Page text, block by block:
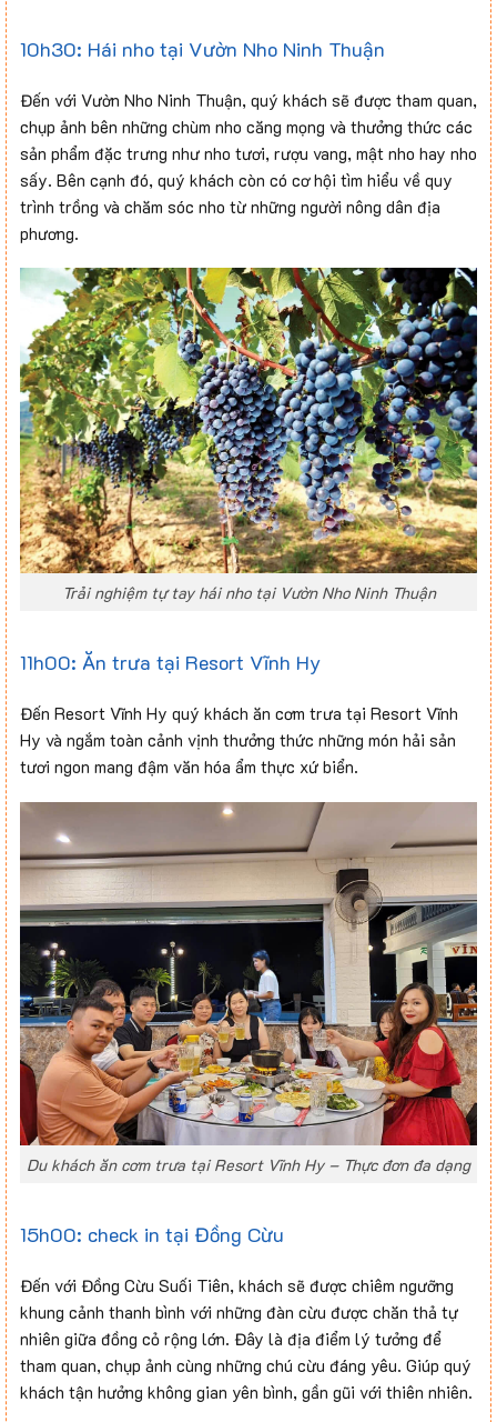
10h30: Hái nho tại Vườn Nho Ninh Thuận
Đến với Vườn Nho Ninh Thuận, quý khách sẽ được tham quan,
chụp ảnh bên những chùm nho căng mọng và thưởng thức các
sản phẩm đặc trưng như nho tươi, rượu vang, mật nho hay nho
sấy. Bên cạnh đó, quý khách còn có cơ hội tìm hiểu về quy
trình trồng và chăm sóc nho từ những người nông dân địa
phương.
Trải nghiệm tự tay hái nho tại Vườn Nho Ninh Thuận
11h00: Ăn trưa tại Resort Vĩnh Hy
Đến Resort Vĩnh Hy quý khách ăn cơm trưa tại Resort Vĩnh
Hy và ngắm toàn cảnh vịnh thưởng thức những món hải sản
tươi ngon mang đậm văn hóa ẩm thực xứ biển.
Du khách ăn cơm trưa tại Resort Vĩnh Hy – Thực đơn đa dạng
15h00: check in tại Đồng Cừu
Đến với Đồng Cừu Suối Tiên, khách sẽ được chiêm ngưỡng
khung cảnh thanh bình với những đàn cừu được chăn thả tự
nhiên giữa đồng cỏ rộng lớn. Đây là địa điểm lý tưởng để
tham quan, chụp ảnh cùng những chú cừu đáng yêu. Giúp quý
khách tận hưởng không gian yên bình, gần gũi với thiên nhiên.